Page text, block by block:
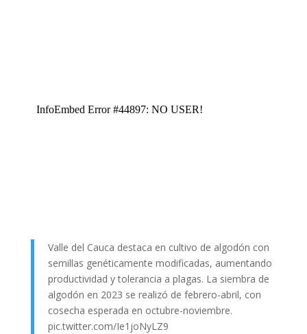
Valle del Cauca destaca en cultivo de algodón con
semillas genéticamente modificadas, aumentando
productividad y tolerancia a plagas. La siembra de
algodón en 2023 se realizó de febrero-abril, con
cosecha esperada en octubre-noviembre.
pic.twitter.com/Ie1joNyLZ9